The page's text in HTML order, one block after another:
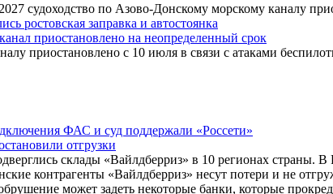
судоходство по Азово-Донскому морскому каналу
ростовская заправка и автостоянка
приостановлено на неопределенный срок
приостановлено с 10 июля в связи с атаками
отгрузки
склады «Вайлдберриз» в 10 регионах страны.
контрагенты «Вайлдберриз» несут потери и не
может задеть некоторые банки, которые